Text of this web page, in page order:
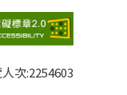
次:2254603